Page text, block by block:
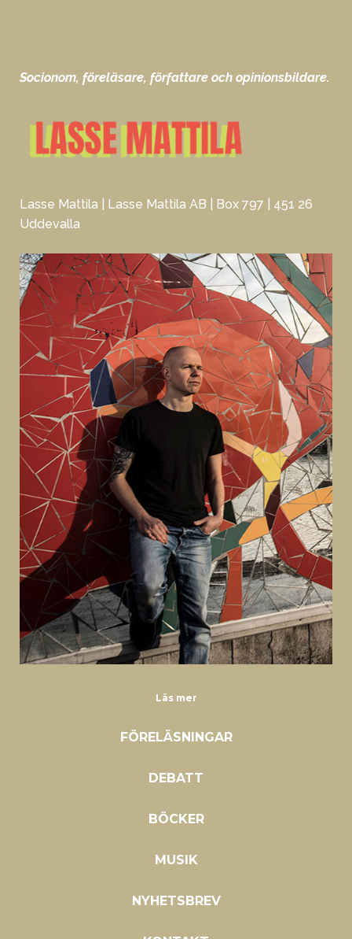
Socionom, föreläsare, författare och opinionsbildare.
Lasse Mattila | Lasse Mattila AB | Box 797 | 451 26
Uddevalla
Läs mer
FÖRELÄSNINGAR
DEBATT
BÖCKER
MUSIK
NYHETSBREV